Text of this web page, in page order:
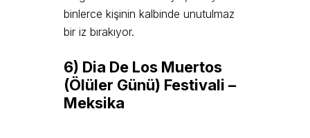
binlerce kişinin kalbinde unutulmaz
bir iz bırakıyor.
6) Dia De Los Muertos
(Ölüler Günü) Festivali –
Meksika